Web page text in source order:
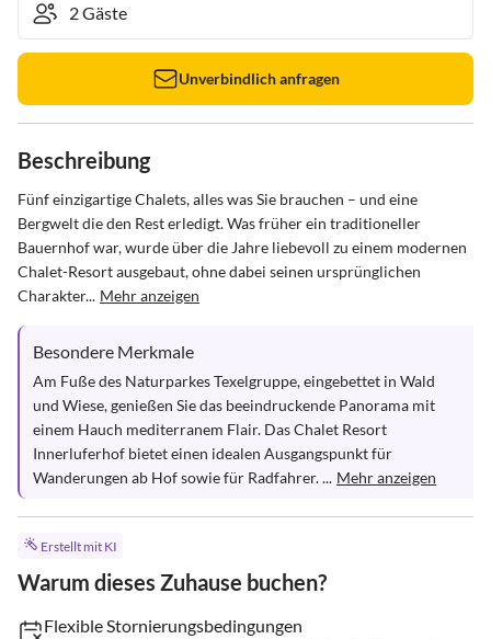
Unverbindlich anfragen
Beschreibung
Fünf einzigartige Chalets, alles was Sie brauchen – und eine
Bergwelt die den Rest erledigt. Was früher ein traditioneller
Bauernhof war, wurde über die Jahre liebevoll zu einem modernen
Chalet-Resort ausgebaut, ohne dabei seinen ursprünglichen
Charakter... Mehr anzeigen
Besondere Merkmale
Am Fuße des Naturparkes Texelgruppe, eingebettet in Wald
und Wiese, genießen Sie das beeindruckende Panorama mit
einem Hauch mediterranem Flair. Das Chalet Resort
Innerluferhof bietet einen idealen Ausgangspunkt für
Wanderungen ab Hof sowie für Radfahrer. ... Mehr anzeigen
Erstellt mit KI
Warum dieses Zuhause buchen?
Flexible Stornierungsbedingungen